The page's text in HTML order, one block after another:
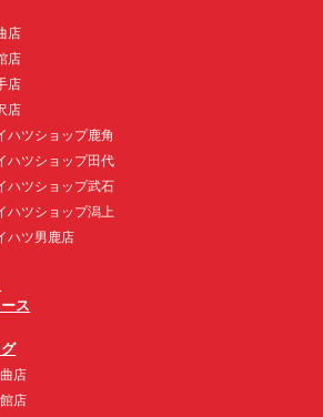
店
店
店
店
ハツショップ鹿角
ハツショップ田代
ハツショップ武石
ハツショップ潟上
ハツ男鹿店
ス
店
店